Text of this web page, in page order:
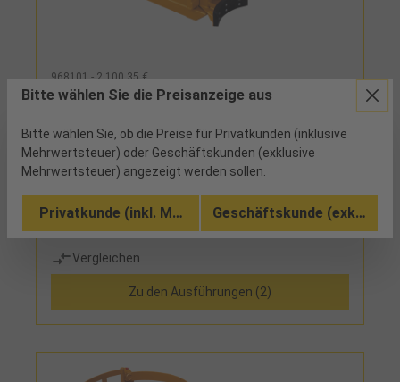
968101 - 2.100,35 €
Fassgreifer mit Klemmvorrichtung für 1
ab Werk
höhenverstellbar, Greifer schließt selbstständig
beim Anheben und öffnet wieder beim Absetzen
der Fässer, mit stabilisierendem Gummipuffer zur
Kettensicherung gegen ungewolltes Abrutschen
von den Zinken
Vergleichen
Zu den Ausführungen (2)
Bitte wählen Sie die Preisanzeige aus
Bitte wählen Sie, ob die Preise für Privatkunden (inklusive
Mehrwertsteuer) oder Geschäftskunden (exklusive
Mehrwertsteuer) angezeigt werden sollen.
Privatkunde (inkl. MwSt.) Geschäftskunde (exkl.